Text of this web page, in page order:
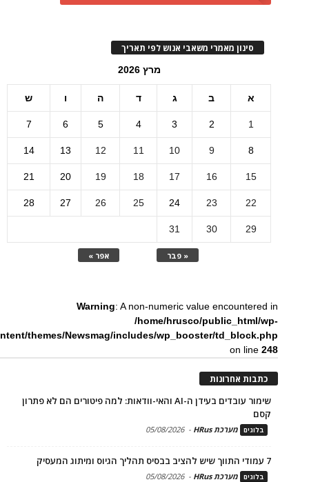
סינון מאמרי משאבי אנוש לפי תאריך
מרץ 2026
א ב ג ד ה ו ש
« פבר אפר »
1
2
3
4
5
6
7
8
9
10
11
12
13
14
15
16
17
18
19
20
21
22
23
24
25
26
27
28
29
30
31
Warning: A non-numeric value encountered in
/home/hrusco/public_html/wp-
themes/Newsmag/includes/wp_booster/td_block.php
on line248
כתבות אחרונות
שימור עובדים בעידן ה-AI והאי-וודאות: למה פיטורים הם לא פתרון
קסם
בלוגים מערכת HRus -
05/08/2026
7 עמודי התווך שיש להציב בבסיס תהליך הגיוס ומיתוג המעסיק
בלוגים מערכת HRus -
05/08/2026